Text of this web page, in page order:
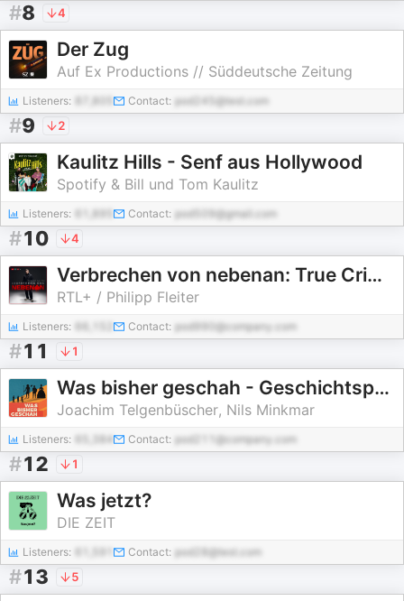
#8 4
Der Zug
Auf Ex Productions // Süddeutsche Zeitung
Listeners: Contact: pod245@test.com
#9 2
Kaulitz Hills - Senf aus Hollywood
Spotify & Bill und Tom Kaulitz
Listeners: Contact: pod509@gmail.com
#10 4
Verbrechen von nebenan: True Crime aus der Nachbarschaft
RTL+ / Philipp Fleiter
Listeners: Contact: pod990@company.com
#11 1
Was bisher geschah - Geschichtspodcast
Joachim Telgenbüscher, Nils Minkmar
Listeners: 65,384 Contact: pod211@company.com
#12 1
Was jetzt?
DIE ZEIT
Listeners: Contact: pod28@test.com
#13 5